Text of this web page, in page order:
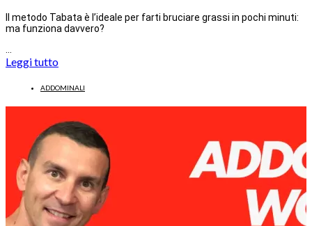
Il metodo Tabata è l’ideale per farti bruciare grassi in pochi minuti:
ma funziona davvero?
Leggi tutto
ADDOMINALI